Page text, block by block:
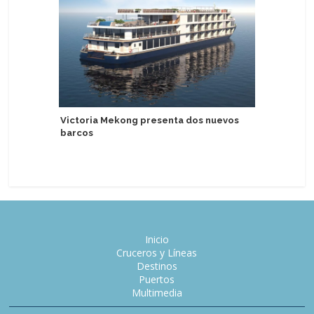
Victoria Mekong presenta dos nuevos
barcos
Inicio
Cruceros y Líneas
Destinos
Puertos
Multimedia